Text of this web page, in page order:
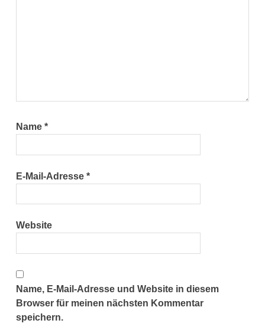
Name*
E-Mail-Adresse*
Website
Name, E-Mail-Adresse und Website in diesem
Browser für meinen nächsten Kommentar
speichern.